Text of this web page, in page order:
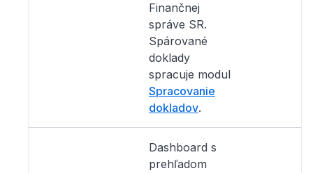
Finančnej
správe SR.
Spárované
doklady
spracuje modul
Spracovanie
dokladov.
Dashboard s
prehľadom